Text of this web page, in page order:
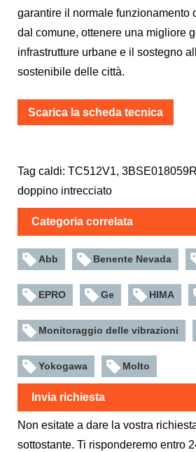
garantire il normale funzionamento
dal comune, ottenere una migliore
infrastrutture urbane e il sostegno
sostenibile delle città.
Scarica la scheda tecnica
Tag caldi: TC512V1,
doppino intrecciato
Categoria correlata
Abb Benente Nevada
EPRO Ge HIMA
Monitoraggio delle vibrazioni
Yokogawa Molto
Invia richiesta
Non esitate a dare la vostra
sottostante. Ti risponderemo entro